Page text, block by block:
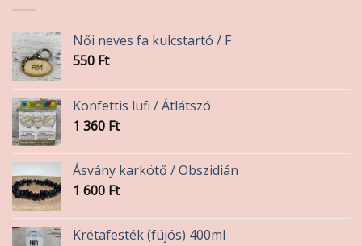
Női neves fa kulcstartó / F
550 Ft
Konfettis lufi / Átlátszó
1 360 Ft
Ásvány karkötő / Obszidián
1 600 Ft
Krétafesték (fújós) 400ml